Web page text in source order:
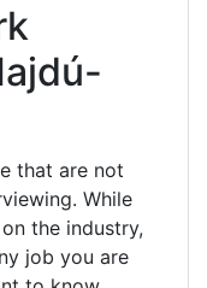
that are not
While
the industry,
job you are